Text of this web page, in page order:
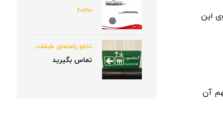
این
آن
60x10
تابلو راهنمای طبقات
تماس بگیرید